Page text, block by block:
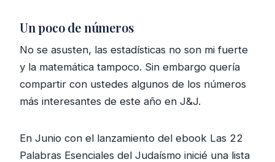
Un poco de números
No se asusten, las estadísticas no son mi fuerte
y la matemática tampoco. Sin embargo quería
compartir con ustedes algunos de los números
más interesantes de este año en J&J.
En Junio con el lanzamiento del ebook Las 22
Palabras Esenciales del Judaísmo inicié una lista